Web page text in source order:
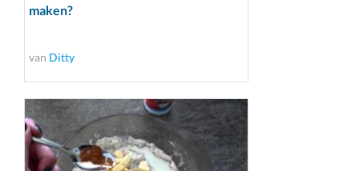
maken?
van Ditty